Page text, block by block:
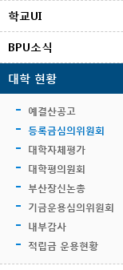
학교UI
BPU소식
대학 현황
예결산공고
등록금심의위원회
대학자체평가
대학평의원회
부산장신논총
기금운용심의위원회
내부감사
적립금 운용현황